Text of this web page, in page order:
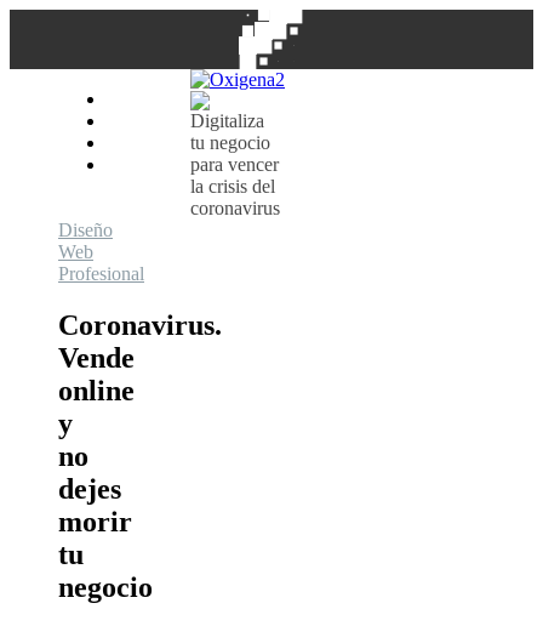
Diseño
Web
Profesional
Coronavirus.
Vende
online
y
no
dejes
morir
tu
negocio